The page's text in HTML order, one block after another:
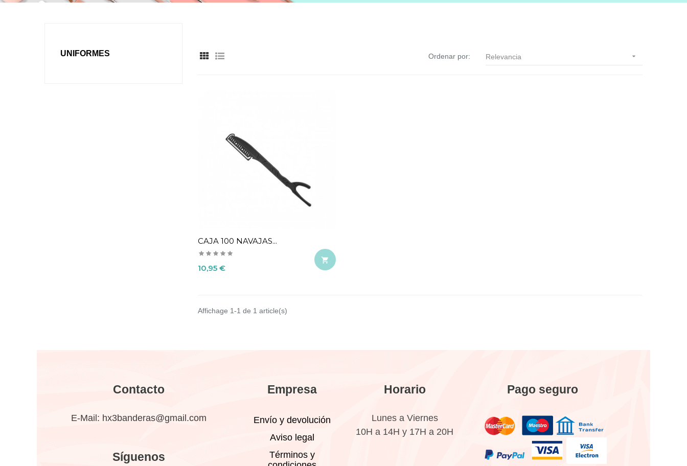
UNIFORMES Ordenar por: Relevancia 
CAJA 100 NAVAJAS...
Precio
10,95 €

Affichage 1-1 de 1 article(s)
Contacto
E-Mail: hx3banderas@gmail.com
Síguenos
Empresa
Envío y devolución
Aviso legal
Términos y
Horario
Lunes a Viernes
10H a 14H y 17H a 20H
Pago seguro